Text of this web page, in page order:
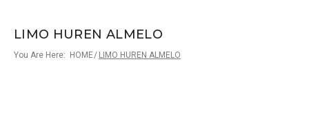
LIMO HUREN ALMELO
You Are Here: HOME/ LIMO HUREN ALMELO